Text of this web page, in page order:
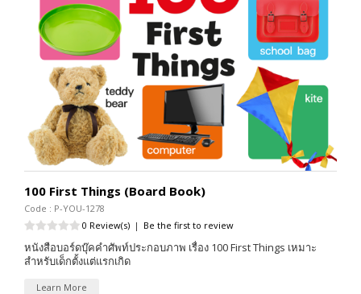
100 First Things (Board Book)
Code : P-YOU-1278
0 Review(s) | Be the first to review
หนังสือบอร์ดบุ๊คคำศัพท์ประกอบภาพ เรื่อง 100 First Things เหมาะ
สำหรับเด็กตั้งแต่แรกเกิด
Learn More